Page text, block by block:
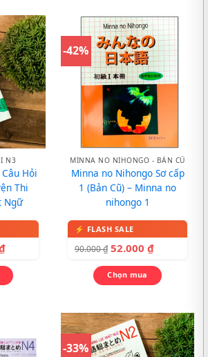
N3
Hỏi
Thi
Ngữ
-42%
MINNA NO NIHONGO - BẢN CŨ
Minna no Nihongo Sơ cấp
1 (Bản Cũ) – Minna no
nihongo 1
90.000₫ 52.000 ₫
Chọn mua
-33%